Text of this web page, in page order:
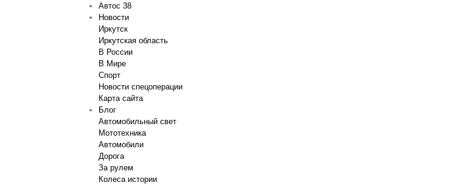
Автос 38
Новости
Иркутск
Иркутская область
В России
В Мире
Спорт
Новости спецоперации
Карта сайта
Блог
Автомобильный свет
Мототехника
Автомобили
Дорога
За рулем
Колеса истории